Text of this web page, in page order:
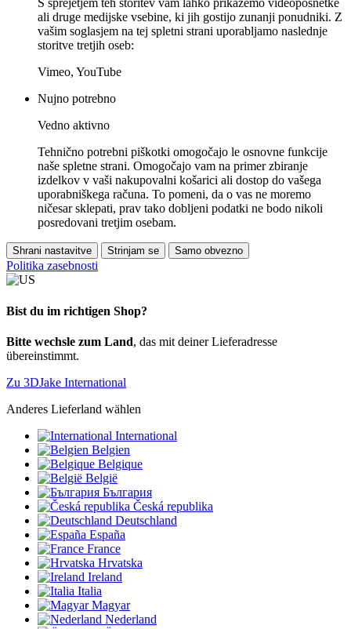
S sprejetjem teh storitev vam lahko prikažemo videoposnetke
ali druge medijske vsebine, ki jih gostijo zunanji ponudniki. Z
vašim soglasjem na tej spletni strani uporabljamo naslednje
storitve tretjih oseb:
Vimeo, YouTube
Nujno potrebno
Vedno aktivno
Tehnično potrebni piškotki omogočajo le osnovne funkcije
naše spletne strani. Omogočajo vam na primer zbiranje
izdelkov v vaši nakupovalni košarici ali dostop do vašega
uporabniškega računa. To pomeni, da o vas ne moremo
ničesar sklepati, prav tako dobljeni podatki ne bodo nikoli
posredovani tretjim osebam.
Shrani nastavitve Strinjam se Samo obvezno
Politika zasebnosti
Bist du im richtigen Shop?
Bitte wechsle zum Land, das mit deiner Lieferadresse
übereinstimmt.
Zu 3DJake International
Anderes Lieferland wählen
International
Belgien
Belgique
België
България
Česká republika
Deutschland
España
France
Hrvatska
Ireland
Italia
Magyar
Nederland